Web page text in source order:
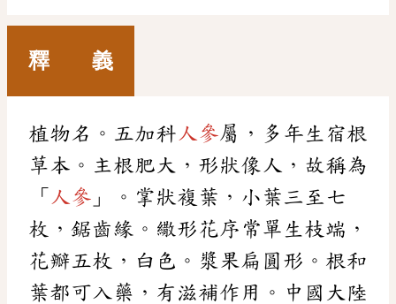
釋 義
植物名。五加科人參屬，多年生宿根
草本。主根肥大，形狀像人，故稱為
「 人參 」。掌狀複葉，小葉三至七
枚，鋸齒緣。繖形花序常單生枝端，
花瓣五枚，白色。漿果扁圓形。根和
葉都可入藥，有滋補作用。中國大陸